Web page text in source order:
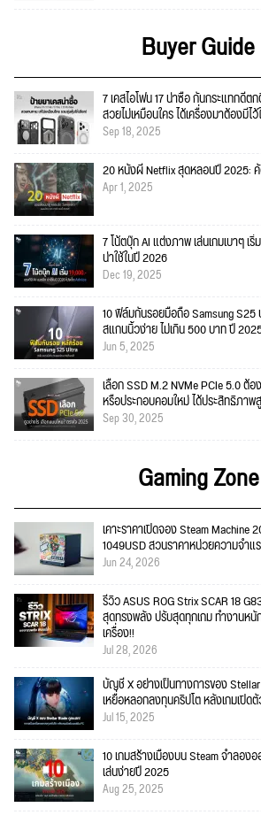
Buyer Guide
7 เคสไอโฟน 17 น่าซื้อ กันกระแทกดีต
สวยไม่เหมือนใคร ได้เครื่องมาต้องมีไว้
Sep 18, 2025
20 หนังผี Netflix สุดหลอนปี 2025:
Apr 1, 2025
7 โน้ตบุ๊ก AI แต่งภาพ เล่นเกมเบาๆ เ
น่าใช้ในปี 2026
Dec 19, 2025
10 ฟิล์มกันรอยมือถือ Samsung
สแกนนิ้วง่าย ไม่เกิน 500 บาท ปี
Jun 5, 2025
เลือก SSD M.2 NVMe PCIe 5.0 ต้
หรือประกอบคอมใหม่ ได้ประสิทธิภา
Sep 30, 2025
Gaming Zone
เคาะราคาเปิดจอง Steam Machine
1049USD สวนราคาหน่วยความจำแ
Jun 24, 2026
รีวิว ASUS ROG Strix SCAR 18
สุดทรงพลัง ปรับสุดทุกเกม ทำงานหนั
เครื่อง!!
Jul 28, 2026
บัญชี X อย่างเป็นทางการของ
เหยื่อหลอกลงทุนคริปโต หลังเกมเปิด
Jul 15, 2025
10 เกมสร้างเมืองบน Steam จำลอง
เล่นง่ายปี 2025
Aug 25, 2025